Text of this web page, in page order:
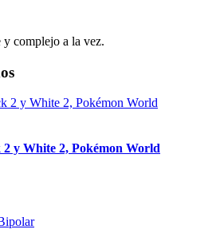
complejo a la vez.
2 y White 2, Pokémon World